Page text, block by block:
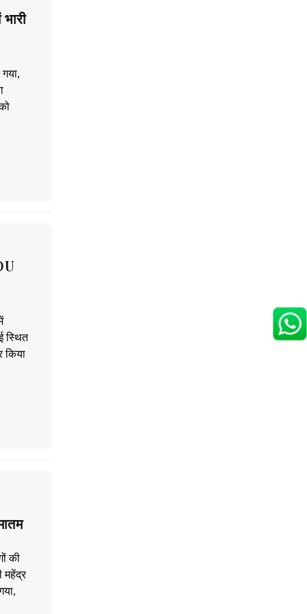
स्थित
किया
की
महेंद्र